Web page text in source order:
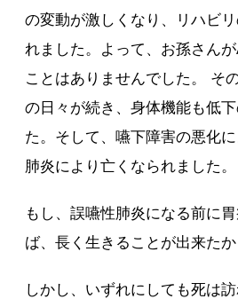
の変動が激しくなり、リハビ
れました。よって、お孫さん
ことはありませんでした。 そ
の日々が続き、身体機能も低
た。そして、嚥下障害の悪化
肺炎により亡くなられました。
もし、誤嚥性肺炎になる前に
ば、長く生きることが出来たか
しかし、いずれにしても死は